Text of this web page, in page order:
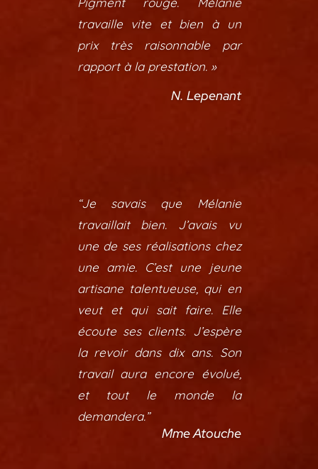
travaille vite et bien à un
prix très raisonnable par
rapport à la prestation. »
N. Lepenant
“Je savais que Mélanie
travaillait bien. J’avais vu
une de ses réalisations chez
une amie. C’est une jeune
artisane talentueuse, qui en
veut et qui sait faire. Elle
écoute ses clients. J’espère
la revoir dans dix ans. Son
travail aura encore évolué,
et tout le monde la
demandera.”
Mme Atouche